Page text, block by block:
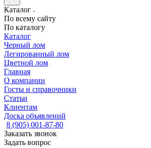
Каталог
По всему сайту
По каталогу
Каталог
Черный лом
Легированный лом
Цветной лом
Главная
О компании
Госты и справочники
Статьи
Клиентам
Доска объявлений
8 (905) 001-87-80
Заказать звонок
Задать вопрос